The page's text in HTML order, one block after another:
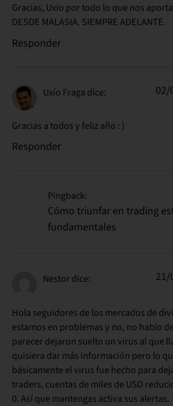
Gracias, Uxío por todo lo que nos
DESDE MALASIA. SIEMPRE ADELANTE.
Responder
Uxío Fraga dice: 02/
Gracias a todos y feliz año : )
Responder
Pingback:
Cómo triunfar en trading
fundamentales
Nestordice: 21/
Hola seguidores de los mercados de
estamos en problemas y no, no hablo
parecer dejaron suelto un virus al que
quisiera dar más información pero lo
básicamente el virus fue hecho para
traders, cuentas de miles de USD
0. Así que mantengas activa sus alertas.